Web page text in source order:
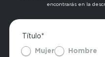
encontrarás en la
Título*
Mujer
Hombre